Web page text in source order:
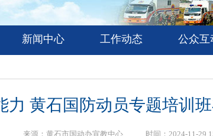
新闻中心 工作动态 公众互
力 黄石国防动员专题培训
来源：黄石市国动办宣教中心 时间：2024-11-29